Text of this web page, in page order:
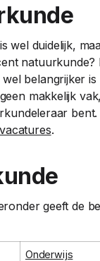
wel duidelijk,
belangrijker
makkelijk
.
geeft de
Onderwijs